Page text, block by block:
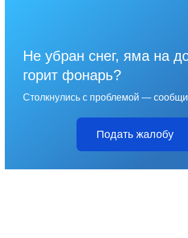
Не убран снег, яма на
горит фонарь?
Столкнулись с проблемой —
Подать жалобу